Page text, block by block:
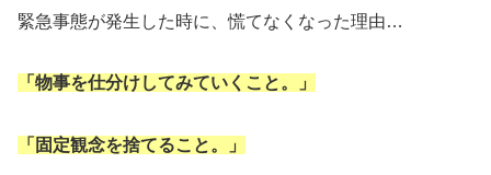
緊急事態が発生した時に、慌てなくなった理由…
「物事を仕分けしてみていくこと。」
「固定観念を捨てること。」